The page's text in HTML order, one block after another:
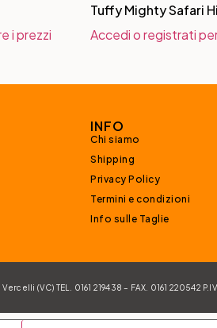
i prezzi
Tuffy Mighty Safari
Accedi o registrati
INFO
Chi siamo
Shipping
Privacy Policy
Termini e condizioni
Info sulle Taglie
(VC) TEL. 0161 219438 – FAX. 0161 220542